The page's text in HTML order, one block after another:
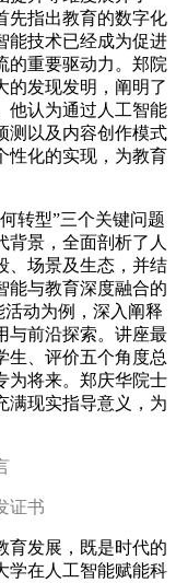
先指出教育的数字化
能技术已经成为促进
的重要驱动力。郑院
的发现发明，阐明了
他认为通过人工智能
测以及内容创作模式
性化的实现，为教育
转型”三个关键问题
背景，全面剖析了人
、场景及生态，并结
能与教育深度融合的
动为例，深入阐释
与前沿探索。讲座最
生、评价五个角度总
为将来。郑庆华院士
满现实指导意义，为
证书
育发展，既是时代的
学在人工智能赋能科